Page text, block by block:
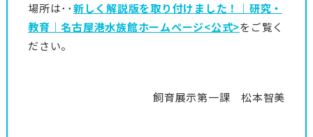
場所は･･新しく解説版を取り付けました！｜研究・
教育｜名古屋港水族館ホームページ<公式>をご覧く
ださい。
飼育展示第一課 松本智美